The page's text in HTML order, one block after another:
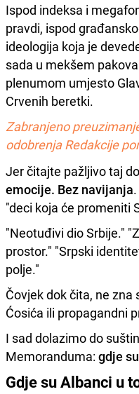
Ispod indeksa i
pravdi, ispod
ideologija koja je
sada u mekšem
plenumom umjesto
Crvenih beretki.
Zabranjeno
odobrenja Redakcije
Jer čitajte pažljivo taj
emocije. Bez navijanja
"deci koja će promeniti
"Neotuđivi dio Srbije."
prostor." "Srpski
polje."
Čovjek dok čita, ne zna
Ćosića ili propagandni
I sad dolazimo do
Memoranduma: gdje
Gdje su Albanci u